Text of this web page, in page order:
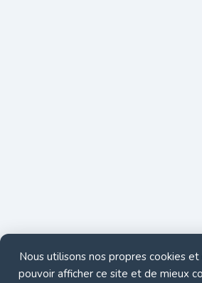
Nous utilisons nos propres cookies
pouvoir afficher ce site et de mieux